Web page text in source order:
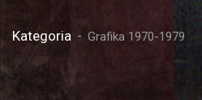
Kategoria Grafika 1970-1979